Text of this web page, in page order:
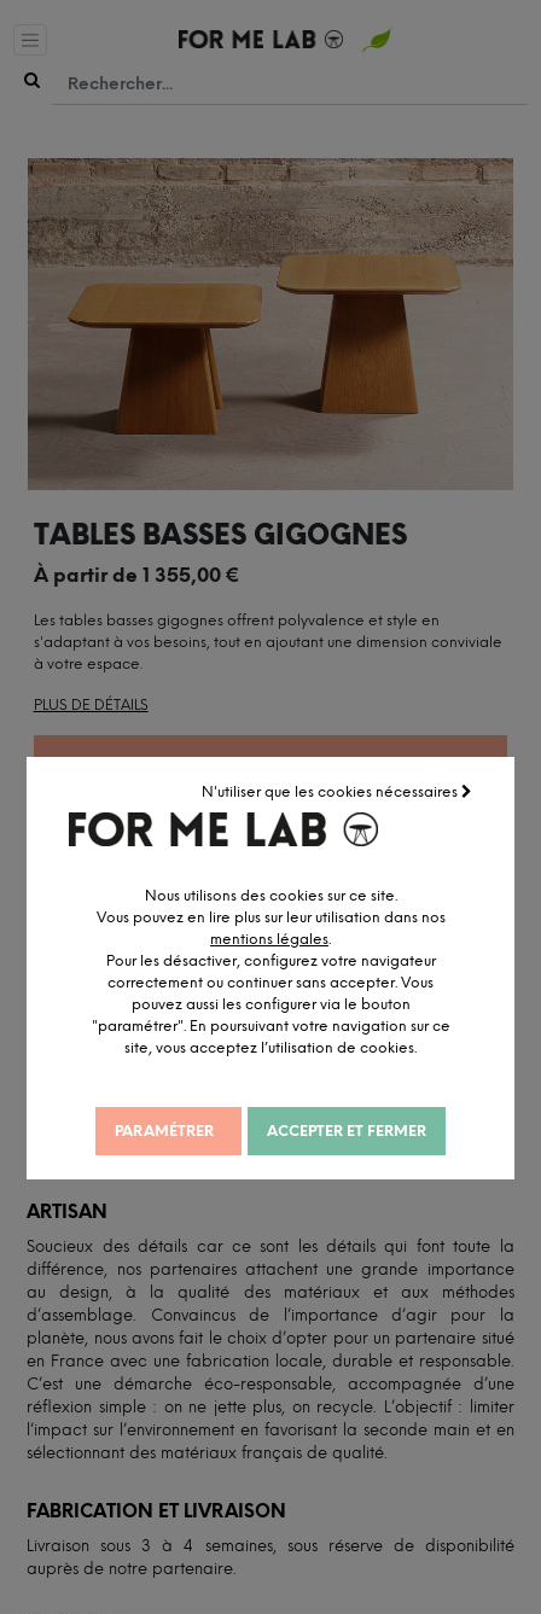
N'utiliser que les cookies nécessaires
Nous utilisons des cookies sur ce site.
Vous pouvez en lire plus sur leur utilisation dans nos
mentions légales.
Pour les désactiver, configurez votre navigateur
correctement ou continuer sans accepter. Vous
pouvez aussi les configurer via le bouton
"paramétrer". En poursuivant votre navigation sur ce
site, vous acceptez l’utilisation de cookies.
PARAMÉTRER ACCEPTER ET FERMER
TABLES BASSES GIGOGNES
À partir de 1 355,00€
Les tables basses gigognes offrent polyvalence et style en
s'adaptant à vos besoins, tout en ajoutant une dimension conviviale
à votre espace.
PLUS DE DÉTAILS
DESCRIPTION DÉTAILLÉE
INFORMATION ET PERSONNALISATION
Les tables basses gigognes sont une bonne solution pour
touche de style à votre décoration. Leur design modulaire vous
permet de les disposer de différentes manières pour répondre à
vos besoins.
ARTISAN
Soucieux des détails car ce sont les détails qui font toute la
différence, nos partenaires attachent une grande importance
au design, à la qualité des matériaux et aux méthodes
d’assemblage. Convaincus de l’importance d’agir pour la
planète, nous avons fait le choix d’opter pour un partenaire situé
en France avec une fabrication locale, durable et responsable.
C’est une démarche éco-responsable, accompagnée d’une
réflexion simple : on ne jette plus, on recycle. L’objectif : limiter
l’impact sur l’environnement en favorisant la seconde main et en
sélectionnant des matériaux français de qualité.
FABRICATION ET LIVRAISON
Livraison sous 3 à 4 semaines, sous réserve de disponibilité
auprès de notre partenaire.